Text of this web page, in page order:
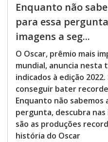
Enquanto não
para essa
imagens a seg...
O Oscar, prêmio mais
mundial, anuncia nesta
indicados à edição
conseguir bater
Enquanto não sabemos
pergunta, descubra nas
são as produções
história do Oscar